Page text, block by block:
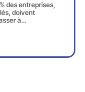
des entreprises,
doivent
à…